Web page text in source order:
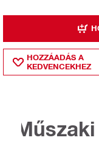
HOZZÁADÁS A
KEDVENCEKHEZ